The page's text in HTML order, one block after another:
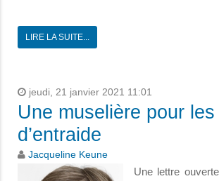
LIRE LA SUITE...
jeudi, 21 janvier 2021 11:01
Une muselière pour
d’entraide
Jacqueline Keune
Une lettre